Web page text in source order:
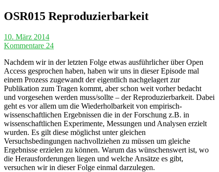
OSR015 Reproduzierbarkeit
10. März 2014
Kommentare 24
Nachdem wir in der letzten Folge etwas ausführlicher über Open
Access gesprochen haben, haben wir uns in dieser Episode mal
einem Prozess zugewandt der eigentlich nachgelagert zur
Publikation zum Tragen kommt, aber schon weit vorher bedacht
und vorgesehen werden muss/sollte – der Reproduzierbarkeit. Dabei
geht es vor allem um die Wiederholbarkeit von empirisch-
wissenschaftlichen Ergebnissen die in der Forschung z.B. in
wissenschaftlichen Experimente, Messungen und Analysen erzielt
wurden. Es gilt diese möglichst unter gleichen
Versuchsbedingungen nachvollziehen zu müssen um gleiche
Ergebnisse erzielen zu können. Warum das wünschenswert ist, wo
die Herausforderungen liegen und welche Ansätze es gibt,
versuchen wir in dieser Folge einmal darzulegen.